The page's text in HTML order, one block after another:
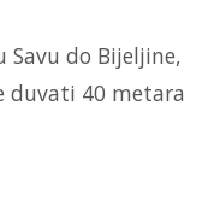
do Bijeljine,
duvati 40 metara